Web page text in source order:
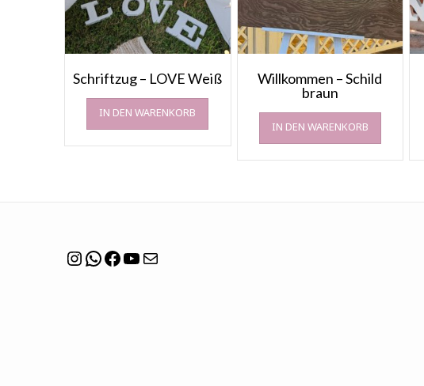
Schriftzug – LOVE Weiß
IN DEN WARENKORB
Willkommen – Schild
braun
IN DEN WARENKORB
Instagram
WhatsApp
Facebook
YouTube
Mail